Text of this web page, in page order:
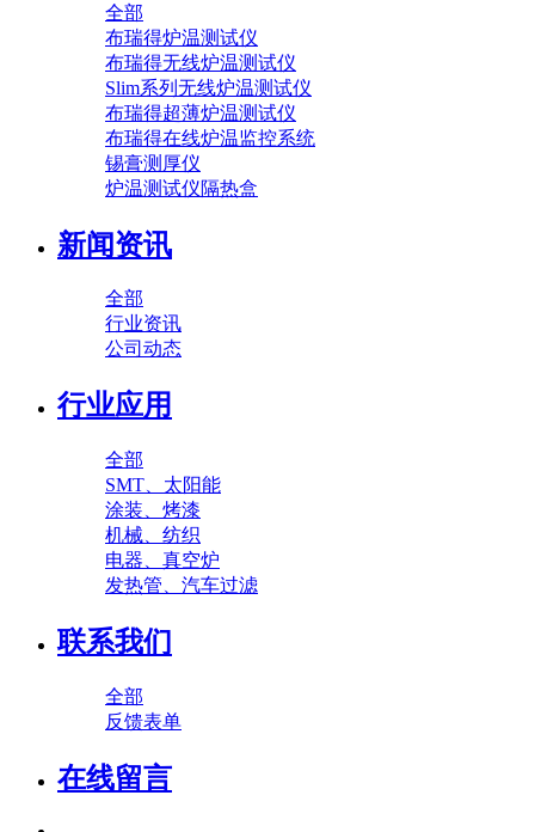
全部
布瑞得炉温测试仪
布瑞得无线炉温测试仪
Slim系列无线炉温测试仪
布瑞得超薄炉温测试仪
布瑞得在线炉温监控系统
锡膏测厚仪
炉温测试仪隔热盒
新闻资讯
全部
行业资讯
公司动态
行业应用
全部
SMT、太阳能
涂装、烤漆
机械、纺织
电器、真空炉
发热管、汽车过滤
联系我们
全部
反馈表单
在线留言